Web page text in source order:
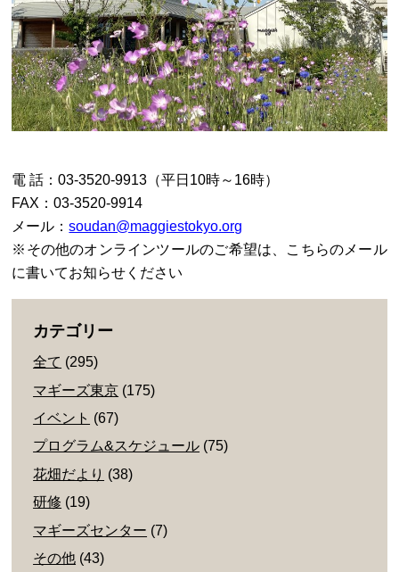
電 話：03-3520-9913（平日10時～16時）
FAX：03-3520-9914
メール：soudan@maggiestokyo.org
※その他のオンラインツールのご希望は、こちらのメール
に書いてお知らせください
カテゴリー
全て (295)
マギーズ東京 (175)
イベント (67)
プログラム&スケジュール (75)
花畑だより (38)
研修 (19)
マギーズセンター (7)
その他 (43)